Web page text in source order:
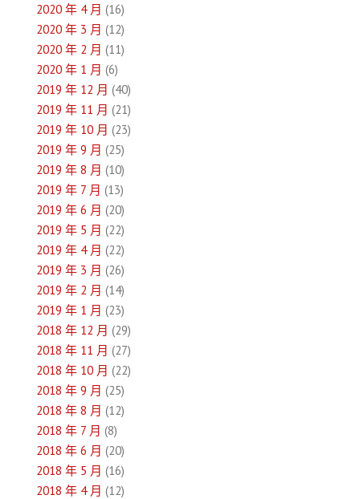
2020 年 4 月 (16)
2020 年 3 月 (12)
2020 年 2 月 (11)
2020 年 1 月 (6)
2019 年 12 月 (40)
2019 年 11 月 (21)
2019 年 10 月 (23)
2019 年 9 月 (25)
2019 年 8 月 (10)
2019 年 7 月 (13)
2019 年 6 月 (20)
2019 年 5 月 (22)
2019 年 4 月 (22)
2019 年 3 月 (26)
2019 年 2 月 (14)
2019 年 1 月 (23)
2018 年 12 月 (29)
2018 年 11 月 (27)
2018 年 10 月 (22)
2018 年 9 月 (25)
2018 年 8 月 (12)
2018 年 7 月 (8)
2018 年 6 月 (20)
2018 年 5 月 (16)
2018 年 4 月 (12)